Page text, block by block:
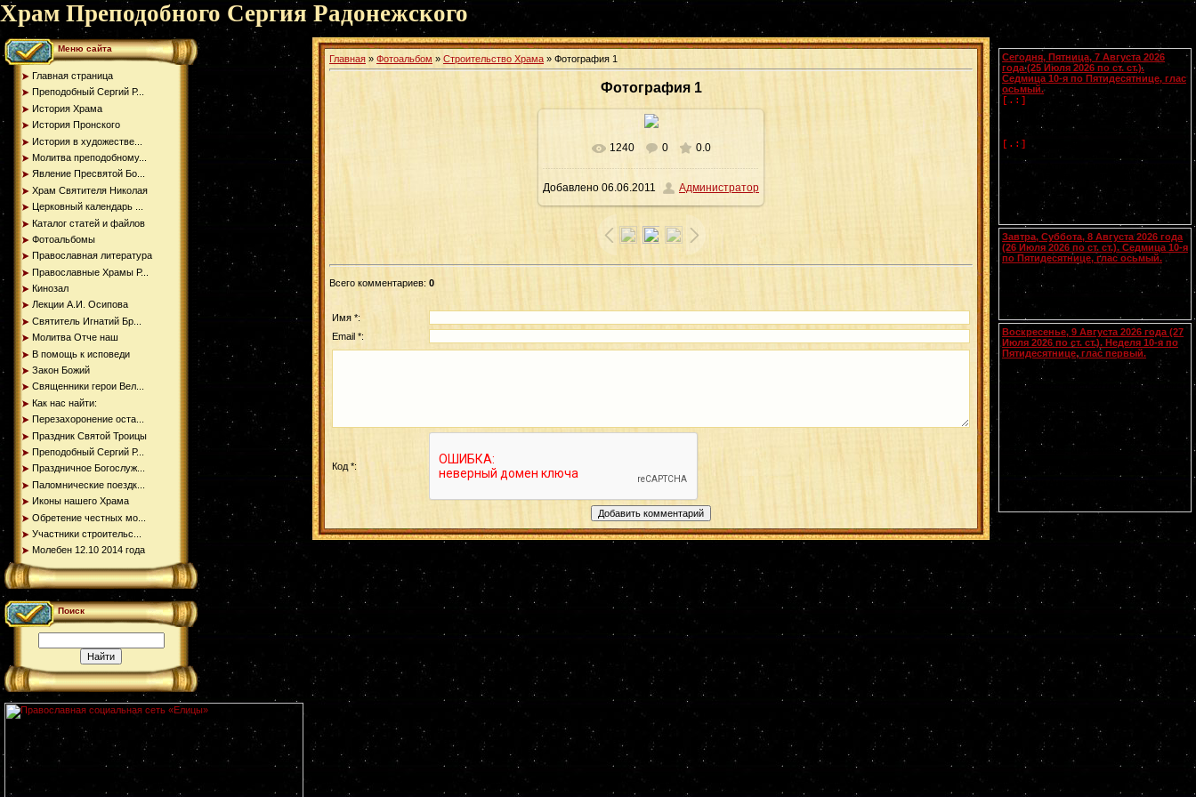
Храм Преподобного Сергия Радонежского
Меню сайта
Главная страница
Преподобный Сергий Р...
История Храма
История Пронского
История в художестве...
Молитва преподобному...
Явление Пресвятой Бо...
Храм Святителя Николая
Церковный календарь ...
Каталог статей и файлов
Фотоальбомы
Православная литература
Православные Храмы Р...
Кинозал
Лекции А.И. Осипова
Святитель Игнатий Бр...
Молитва Отче наш
В помощь к исповеди
Закон Божий
Священники герои Вел...
Как нас найти:
Перезахоронение оста...
Праздник Святой Троицы
Преподобный Сергий Р...
Праздничное Богослуж...
Паломнические поездк...
Иконы нашего Храма
Обретение честных мо...
Участники строительс...
Молебен 12.10 2014 года
Поиск
Главная » Фотоальбом » Строительство Храма » Фотография 1
Фотография 1
В реальном размере 1600x1066
213.5Kb
1240 0 0.0
Добавлено 06.06.2011 Администратор
Всего комментариев: 0
Имя *:
Email *:
Код *:
Сегодня, Пятница, 7 Августа 2026
года (25 Июля 2026 по ст. ст.).
Седмица 10-я по Пятидесятнице, глас
осьмый.
[.:]
Успение прав. Анны
Пресвятой Богородицы. Свв. жен
Олимпиады диакониссы (408-410) и
Евпраксии девы, Тавеннской (413).
[.:]
Унженского (1444). Мчч. Санкта,
Маттура, Аттала и Бландины, Лионских
(553).
Чтения на этот год не определены
Завтра, Суббота, 8 Августа 2026 года
(26 Июля 2026 по ст. ст.). Седмица 10-я
по Пятидесятнице, глас осьмый.
Сщмчч. Ермолая, Ермиппа и Ермократа,
иереев Никомидийских (ок. 305). Прп.
Моисея Угрина, Печерского, в Ближних
(138-161).
Воскресенье, 9 Августа 2026 года (27
Июля 2026 по ст. ст.). Неделя 10-я по
Пятидесятнице, глас первый.
Собор Смоленских святых
переходящее празднование в
воскресенье перед 28 июля
[.:]
Вмч.
(305). Прп.
Германа Аляскинского (1837). Блж.
Николая Кочанова, Христа ради
юродивого, Новгородского (1392). Прп.
Анфисы игумении и 90 сестер ее (VIII).
Свт. Иоасафа, митр. Московского.
Охридского (916), Наума, Саввы,
Горазда и Ангеляра, учеников свв.
Христодула (1777) (
Греч.